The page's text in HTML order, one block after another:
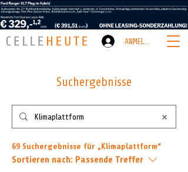
ANMELDEN
Suchergebnisse
69 Suchergebnisse für „Klimaplattform“
Sortieren nach: Passende Treffer